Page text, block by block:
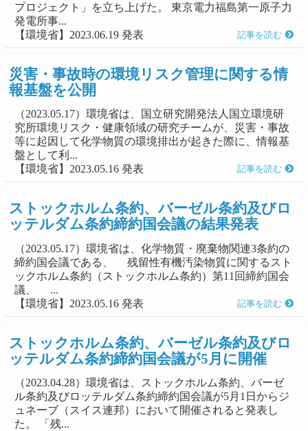
プロジェクト」を立ち上げた。 東京電力福島第一原子力
発電所事...
【環境省】2023.06.19 発表
記事を読む
災害・事故時の環境リスク管理に関する情
報基盤を公開
（2023.05.17）環境省は、国立研究開発法人国立環境研
究所環境リスク・健康領域の研究チームが、災害・事故
等に起因して化学物質の環境排出が起きた際に、情報基
盤として利...
【環境省】2023.05.16 発表
記事を読む
ストックホルム条約、バーゼル条約及びロ
ッテルダム条約締約国会議の結果発表
（2023.05.17）環境省は、化学物質・廃棄物関連3条約の
締約国会議である、 残留性有機汚染物質に関するスト
ックホルム条約（ストックホルム条約）第11回締約国会
議、 ...
【環境省】2023.05.16 発表
記事を読む
ストックホルム条約、バーゼル条約及びロ
ッテルダム条約締約国会議が5月に開催
（2023.04.28）環境省は、ストックホルム条約、バーゼ
ル条約及びロッテルダム条約締約国会議が5月1日からジ
ュネーブ（スイス連邦）において開催されると発表し
た。 「残...